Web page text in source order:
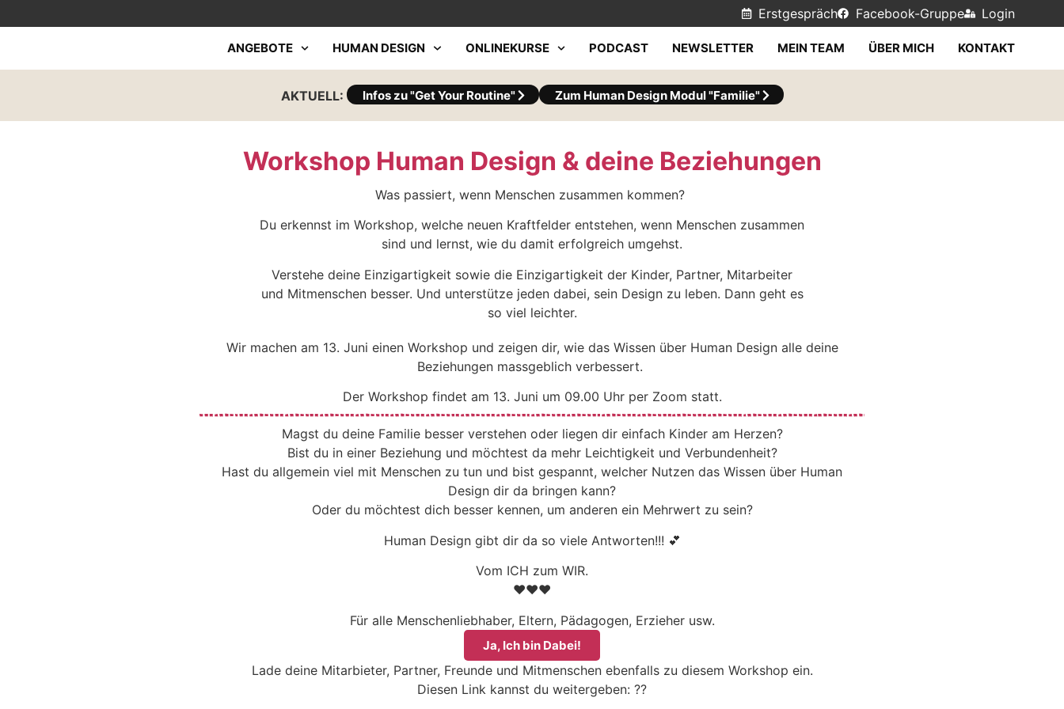
Erstgespräch Facebook-Gruppe Login
ANGEBOTE HUMAN DESIGN ONLINEKURSE PODCAST NEWSLETTER MEIN TEAM ÜBER MICH KONTAKT
AKTUELL: Infos zu "Get Your Routine" Zum Human Design Modul "Familie"
Workshop Human Design & deine Beziehungen
Was passiert, wenn Menschen zusammen kommen?
Du erkennst im Workshop, welche neuen Kraftfelder entstehen, wenn Menschen zusammen
sind und lernst, wie du damit erfolgreich umgehst.
Verstehe deine Einzigartigkeit sowie die Einzigartigkeit der Kinder, Partner, Mitarbeiter
und Mitmenschen besser. Und unterstütze jeden dabei, sein Design zu leben. Dann geht es
so viel leichter.
Wir machen am 13. Juni einen Workshop und zeigen dir, wie das Wissen über Human Design alle deine
Beziehungen massgeblich verbessert.
Der Workshop findet am 13. Juni um 09.00 Uhr per Zoom statt.
Magst du deine Familie besser verstehen oder liegen dir einfach Kinder am Herzen?
Bist du in einer Beziehung und möchtest da mehr Leichtigkeit und Verbundenheit?
Hast du allgemein viel mit Menschen zu tun und bist gespannt, welcher Nutzen das Wissen über Human
Design dir da bringen kann?
Oder du möchtest dich besser kennen, um anderen ein Mehrwert zu sein?
Human Design gibt dir da so viele Antworten!!! 💕
Vom ICH zum WIR.
❤️❤️❤️
Für alle Menschenliebhaber, Eltern, Pädagogen, Erzieher usw.
Ja, Ich bin Dabei!
Lade deine Mitarbieter, Partner, Freunde und Mitmenschen ebenfalls zu diesem Workshop ein.
Diesen Link kannst du weitergeben: ??